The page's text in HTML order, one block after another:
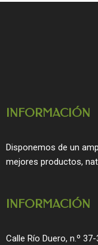
INFORMACIÓN
Disponemos de un
mejores productos,
INFORMACIÓN
Calle Río Duero, n.º